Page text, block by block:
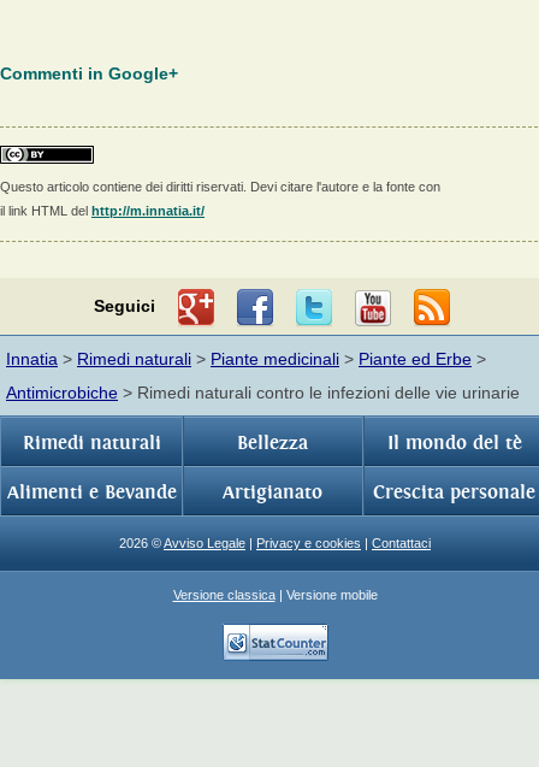
Commenti in Google+
Questo articolo contiene dei diritti riservati. Devi citare l'autore e la fonte con
il link HTML del http://m.innatia.it/
Seguici
Innatia > Rimedi naturali > Piante medicinali > Piante ed Erbe >
Antimicrobiche > Rimedi naturali contro le infezioni delle vie urinarie
Rimedi naturali Bellezza Il mondo del tè
Alimenti e Bevande Artigianato Crescita personale
2026 ©Avviso Legale | Privacy e cookies | Contattaci
Versione classica| Versione mobile